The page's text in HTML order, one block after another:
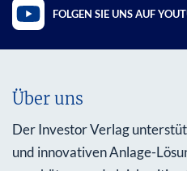
FOLGEN SIE UNS AUF
Über uns
Der Investor Verlag
und innovativen Anlage-